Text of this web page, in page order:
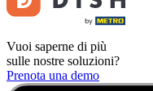
Vuoi saperne di più
sulle nostre soluzioni?
Prenota una demo